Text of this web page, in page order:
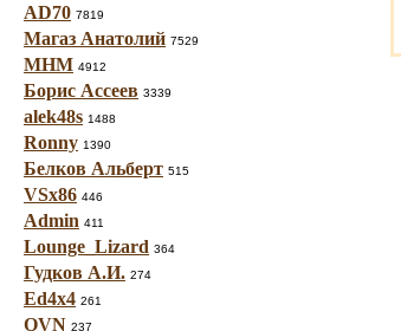
AD70 7819
Магаз Анатолий 7529
МНМ 4912
Борис Ассеев 3339
alek48s 1488
Ronny 1390
Белков Альберт 515
VSx86 446
Admin 411
Lounge_Lizard 364
Гудков А.И. 274
Ed4x4 261
OVN 237